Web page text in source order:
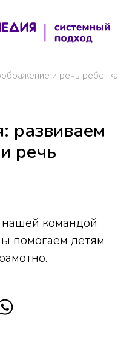
и речь ребенка
развиваем
речь
нашей командой
помогаем детям